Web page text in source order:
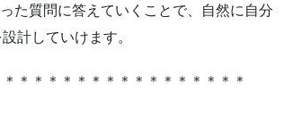
た質問に答えていくことで、自然に自分
計していけます。
＊＊＊＊＊＊＊＊＊＊＊＊＊＊＊＊